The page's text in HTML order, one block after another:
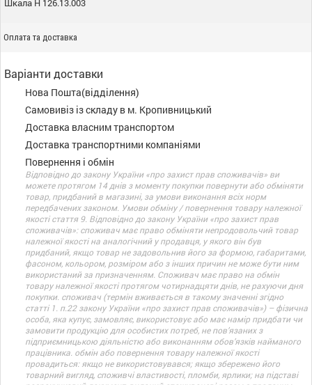
Шкала Н 126.13.003
Оплата та доставка
Варіанти доставки
Нова Пошта(відділення)
Самовивіз із складу в м. Кропивницький
Доставка власним транспортом
Доставка транспортними компаніями
Повернення і обмін
Відповідно до закону України «про захист прав споживачів» ви
можете протягом 14 днів з моменту покупки повернути або обміняти
товар, придбаний в магазині, за умови виконання всіх норм
передбачених законом. Умови обміну / повернення товару належної
якості стаття 9. Відповідно до закону України «про захист прав
споживачів»: споживач має право обміняти непродовольчий товар
належної якості на аналогічний у продавця, у якого він був
придбаний, якщо товар не задовольнив його за формою, габаритами,
фасоном, кольором, розміром або з інших причин не може бути ним
використаний за призначенням. Споживач має право на обмін
товару належної якості протягом чотирнадцяти днів, не рахуючи дня
покупки. споживач (термін вживається в такому значенні згідно
статті 1. п.22 закону України «про захист прав споживачів») – фізична
особа, яка купує, замовляє, використовує або має намір придбати чи
замовити продукцію для особистих потреб, не пов’язаних з
підприємницькою діяльністю або виконанням обов’язків найманого
працівника. обмін або повернення товару належної якості
провадиться: якщо не використовувався; якщо збережено його
товарний вигляд, споживчі властивості, пломби, ярлики; на підставі